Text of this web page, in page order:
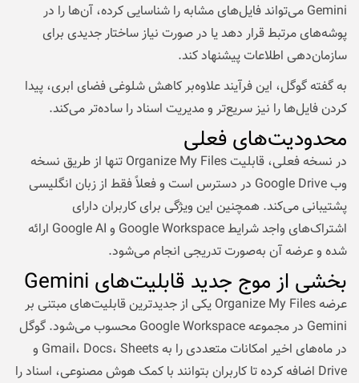
Gemini می‌تواند فایل‌های مشابه را شناسایی کرده، آن‌ها را در
پوشه‌های مرتبط قرار دهد یا در صورت نیاز ساختار جدیدی برای
سازمان‌دهی اطلاعات پیشنهاد کند.
به گفته گوگل، این فرآیند علاوه‌بر کاهش شلوغی فضای ابری، پیدا
کردن فایل‌ها را نیز سریع‌تر و مدیریت اسناد را ساده‌تر می‌کند.
محدودیت‌های فعلی
در نسخه فعلی، قابلیت Organize My Files تنها از طریق نسخه
وب Google Drive در دسترس است و فعلاً فقط از زبان انگلیسی
پشتیبانی می‌کند. همچنین این ویژگی برای کاربران دارای
اشتراک‌های واجد شرایط Google Workspace و Google AI ارائه
شده و عرضه آن به‌صورت تدریجی انجام می‌شود.
بخشی از موج جدید قابلیت‌های Gemini
عرضه Organize My Files یکی از جدیدترین قابلیت‌های مبتنی بر
Gemini در مجموعه Google Workspace محسوب می‌شود. گوگل
در ماه‌های اخیر امکانات متعددی را به Gmail، Docs، Sheets و
Drive اضافه کرده تا کاربران بتوانند با کمک هوش مصنوعی، اسناد را